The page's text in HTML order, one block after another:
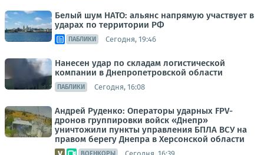
Белый шум НАТО: альянс напрямую участвует в
ударах по территории РФ
ПАБЛИКИ Сегодня, 19:46
Нанесен удар по складам логистической
компании в Днепропетровской области
ПАБЛИКИ Сегодня, 16:08
Андрей Руденко: Операторы ударных FPV-
дронов группировки войск «Днепр»
уничтожили пункты управления БПЛА ВСУ на
правом берегу Днепра в Херсонской области
Сегодня, 16:39